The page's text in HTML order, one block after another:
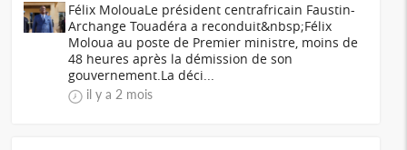
Félix MolouaLe président centrafricain Faustin-
Archange Touadéra a reconduit&nbsp;Félix
Moloua au poste de Premier ministre, moins de
48 heures après la démission de son
gouvernement.La déci...
il y a 2 mois